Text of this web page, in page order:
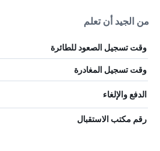
من الجيد أن تعلم
وقت تسجيل الصعود للطائرة
وقت تسجيل المغادرة
الدفع والإلغاء
رقم مكتب الاستقبال